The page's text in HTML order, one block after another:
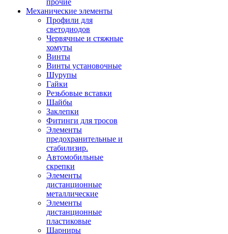
прочие
Механические элементы
Профили для
светодиодов
Червячные и стяжные
хомуты
Винты
Винты установочные
Шурупы
Гайки
Резьбовые вставки
Шайбы
Заклепки
Фитинги для тросов
Элементы
предохранительные и
стабилизир.
Автомобильные
скрепки
Элементы
дистанционные
металлические
Элементы
дистанционные
пластиковые
Шарниры